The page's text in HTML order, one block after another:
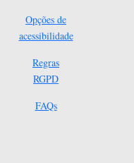
Opções de
acessibilidade
Regras
RGPD
FAQs